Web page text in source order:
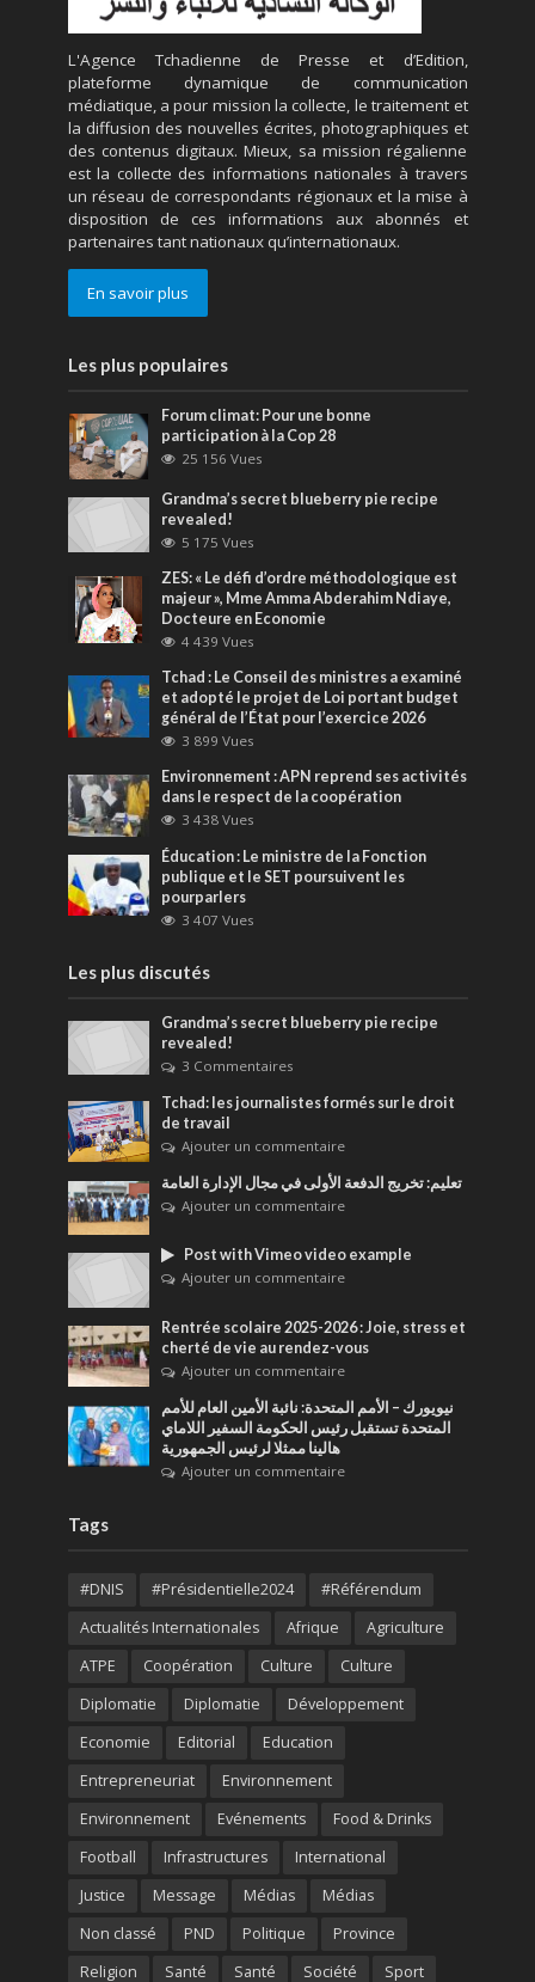
L'Agence Tchadienne de Presse et d’Edition,
plateforme dynamique de communication
médiatique, a pour mission la collecte, le traitement et
la diffusion des nouvelles écrites, photographiques et
des contenus digitaux. Mieux, sa mission régalienne
est la collecte des informations nationales à travers
un réseau de correspondants régionaux et la mise à
disposition de ces informations aux abonnés et
partenaires tant nationaux qu’internationaux.
En savoir plus
Les plus populaires
Forum climat: Pour une bonne
participation à la Cop 28
25 156 Vues
Grandma’s secret blueberry pie recipe
revealed!
5 175 Vues
ZES: « Le défi d’ordre méthodologique est
majeur », Mme Amma Abderahim Ndiaye,
Docteure en Economie
4 439 Vues
Tchad : Le Conseil des ministres a examiné
et adopté le projet de Loi portant budget
général de l’État pour l’exercice 2026
3 899 Vues
Environnement : APN reprend ses activités
dans le respect de la coopération
3 438 Vues
Éducation : Le ministre de la Fonction
publique et le SET poursuivent les
pourparlers
3 407 Vues
Les plus discutés
Grandma’s secret blueberry pie recipe
revealed!
3 Commentaires
Tchad: les journalistes formés sur le droit
de travail
Ajouter un commentaire
تعليم: تخريج الدفعة الأولى في مجال الإدارة العامة
Ajouter un commentaire
Post with Vimeo video example
Ajouter un commentaire
Rentrée scolaire 2025-2026 : Joie, stress et
cherté de vie au rendez-vous
Ajouter un commentaire
نيويورك – الأمم المتحدة: نائبة الأمين العام للأمم
المتحدة تستقبل رئيس الحكومة السفير اللاماي
هالينا ممثلا لرئيس الجمهورية
Ajouter un commentaire
Tags
#DNIS #Présidentielle2024
#Référendum
Actualités Internationales
Afrique
Agriculture
ATPE
Coopération Culture
Culture
Diplomatie
Diplomatie
Développement
Economie
Editorial
Education
Entrepreneuriat
Environnement
Environnement
Evénements
Food & Drinks
Football
Infrastructures
International
Justice
Message Médias
Médias
Non classé
PND Politique
Province
Religion
Santé Santé Société Sport